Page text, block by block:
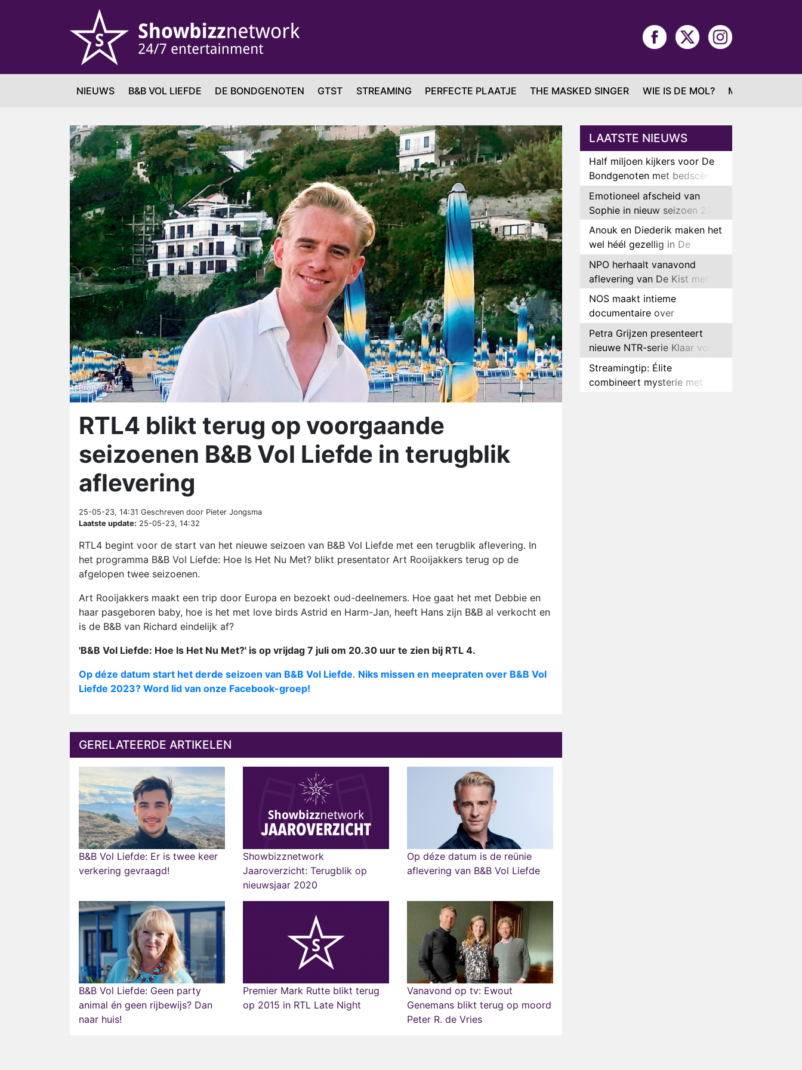
NIEUWS B&B VOL LIEFDE DE BONDGENOTEN GTST STREAMING PERFECTE PLAATJE THE MASKED SINGER WIE IS DE MOL? MAFS
Bron: RTL
RTL4 blikt terug op voorgaande
seizoenen B&B Vol Liefde in terugblik
aflevering
25-05-23, 14:31 Geschreven door Pieter Jongsma
Laatste update: 25-05-23, 14:32
RTL4 begint voor de start van het nieuwe seizoen van B&B Vol Liefde met een terugblik aflevering. In
het programma B&B Vol Liefde: Hoe Is Het Nu Met? blikt presentator Art Rooijakkers terug op de
afgelopen twee seizoenen.
Art Rooijakkers maakt een trip door Europa en bezoekt oud-deelnemers. Hoe gaat het met Debbie en
haar pasgeboren baby, hoe is het met love birds Astrid en Harm-Jan, heeft Hans zijn B&B al verkocht en
is de B&B van Richard eindelijk af?
'B&B Vol Liefde: Hoe Is Het Nu Met?' is op vrijdag 7 juli om 20.30 uur te zien bij RTL 4.
Op déze datum start het derde seizoen van B&B Vol Liefde​. Niks missen en meepraten over B&B Vol
Liefde 2023? Word lid van onze Facebook-groep!
GERELATEERDE ARTIKELEN
B&B Vol Liefde: Er is twee keer
verkering gevraagd!
Showbizznetwork
Jaaroverzicht: Terugblik op
nieuwsjaar 2020
Op déze datum is de reünie
aflevering van B&B Vol Liefde
B&B Vol Liefde: Geen party
animal én geen rijbewijs? Dan
naar huis!
Premier Mark Rutte blikt terug
op 2015 in RTL Late Night
Vanavond op tv: Ewout
Genemans blikt terug op moord
Peter R. de Vries
LAATSTE NIEUWS
Half miljoen kijkers voor De
Bondgenoten met bedscène
van Anouk en Diederik
Emotioneel afscheid van
Sophie in nieuw seizoen 22
Kids and Counting
Anouk en Diederik maken het
wel héél gezellig in De
Bondgenoten
NPO herhaalt vanavond
aflevering van De Kist met
Peter Faber
NOS maakt intieme
documentaire over
hockeyster Yibbi Jansen
Petra Grijzen presenteert
nieuwe NTR-serie Klaar voor
de oorlog
Streamingtip: Élite
combineert mysterie met